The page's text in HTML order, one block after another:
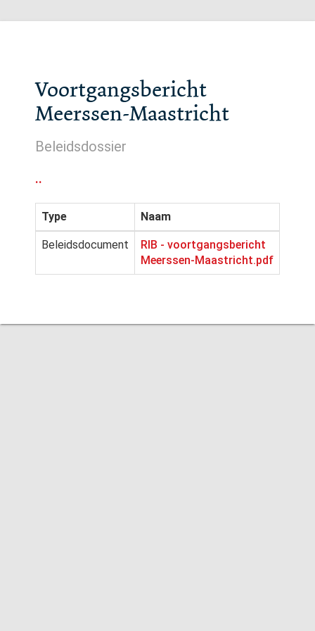
Voortgangsbericht
Meerssen-Maastricht
Beleidsdossier
..
Type Naam
Beleidsdocument
RIB - voortgangsbericht
Meerssen-Maastricht.pdf